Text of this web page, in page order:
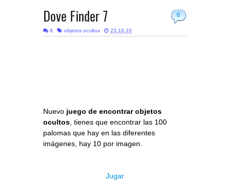
6
Dove Finder 7
6 objetos ocultos 23.10.10
Nuevo juego de encontrar objetos
ocultos, tienes que encontrar las 100
palomas que hay en las diferentes
imágenes, hay 10 por imagen.
Jugar